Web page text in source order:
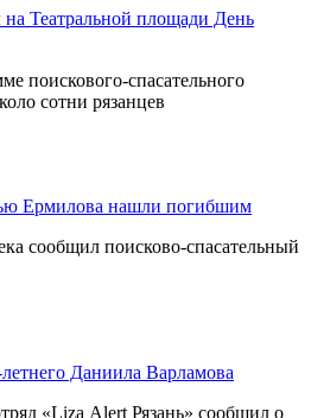
на Театральной площади День
поискового-спасательного
сотни рязанцев
Ермилова нашли погибшим
сообщил поисково-спасательный
Даниила Варламова
«Liza Alert Рязань» сообщил о